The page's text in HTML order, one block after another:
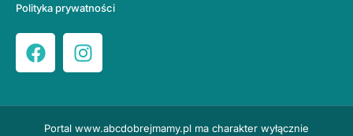
Polityka prywatności
Portal www.abcdobrejmamy.pl ma charakter wyłącznie